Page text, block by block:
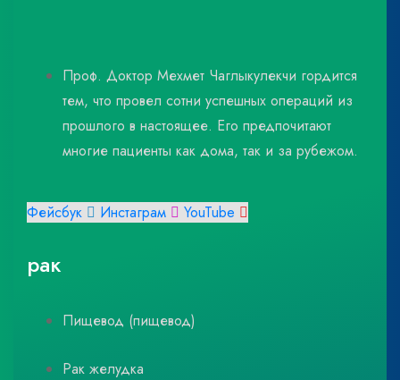
Проф. Доктор Мехмет Чаглыкулекчи гордится
тем, что провел сотни успешных операций из
прошлого в настоящее. Его предпочитают
многие пациенты как дома, так и за рубежом.
Фейсбук Инстаграм YouTube
рак
Пищевод (пищевод)
Рак желудка